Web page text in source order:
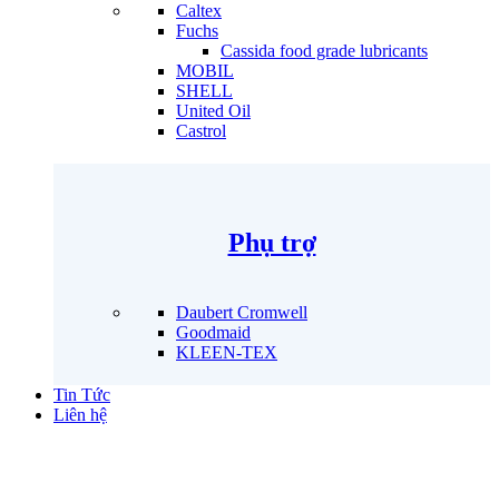
Caltex
Fuchs
Cassida food grade lubricants
MOBIL
SHELL
United Oil
Castrol
Phụ trợ
Daubert Cromwell
Goodmaid
KLEEN-TEX
Tin Tức
Liên hệ